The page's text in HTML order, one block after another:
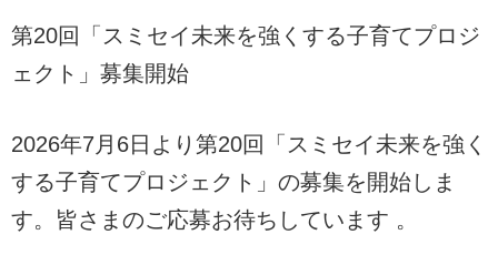
第20回「スミセイ未来を強くする子育てプロジ
ェクト」募集開始
2026年7月6日より第20回「スミセイ未来を強く
する子育てプロジェクト」の募集を開始しま
す。皆さまのご応募お待ちしています 。